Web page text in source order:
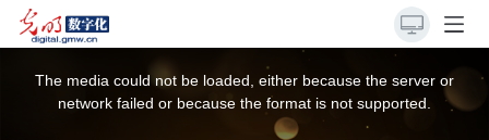
The media could not be loaded, either because the server or
network failed or because the format is not supported.